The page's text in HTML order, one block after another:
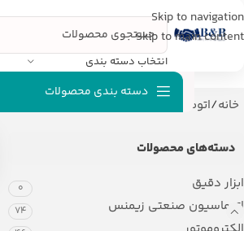
Skip to navigation
Skip to main content
انتخاب دسته بندی
دسته بندی محصولات
خانه اتوماسیون صنعتی زیمنس
دسته‌های محصولات
ابزار دقیق
0
اتوماسیون صنعتی زیمنس 74